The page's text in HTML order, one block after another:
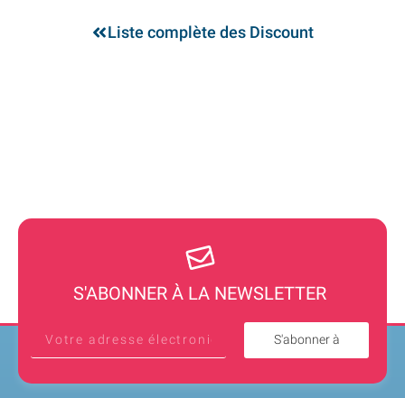
Liste complète des Discount
S'ABONNER À LA NEWSLETTER
S'abonner à